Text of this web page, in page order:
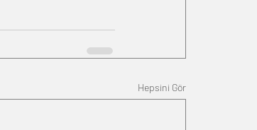
Hepsini Gör